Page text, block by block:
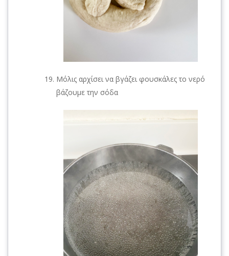
Μόλις αρχίσει να βγάζει φουσκάλες το νερό
βάζουμε την σόδα